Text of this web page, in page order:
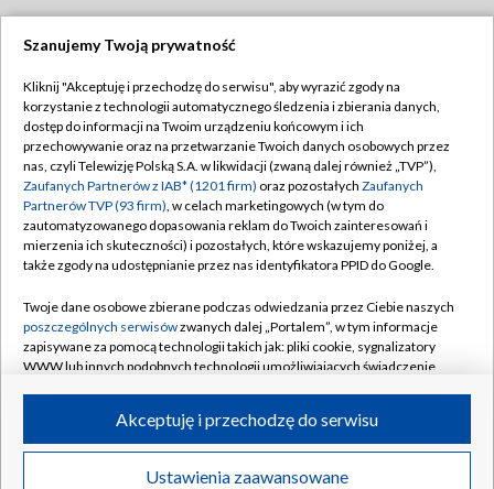
TVP
Abonament TVP
Emisja w TVP
Centrum informacji TVP
Naziemna Telewizja Cyfrowa
Rada Programowa
System NOS
Informacje o nadawcy
Program dla prasy
Regulamin TVP
Polityka prywatności
Moje zgody
Pomoc
Kontakt
Kanały
©2026 Telewizja Polska S.A. w likwidacji
Szanujemy Twoją prywatność
Kliknij "Akceptuję i przechodzę do serwisu", aby wyrazić zgody na
korzystanie z technologii automatycznego śledzenia i zbierania danych,
dostęp do informacji na Twoim urządzeniu końcowym i ich
przechowywanie oraz na przetwarzanie Twoich danych osobowych przez
nas, czyli Telewizję Polską S.A. w likwidacji (zwaną dalej również „TVP”),
Zaufanych Partnerów z IAB* (1201 firm) oraz pozostałych Zaufanych
Partnerów TVP (93 firm), w celach marketingowych (w tym do
zautomatyzowanego dopasowania reklam do Twoich zainteresowań i
mierzenia ich skuteczności) i pozostałych, które wskazujemy poniżej, a
także zgody na udostępnianie przez nas identyfikatora PPID do Google.
Twoje dane osobowe zbierane podczas odwiedzania przez Ciebie naszych
poszczególnych serwisówzwanych dalej „Portalem”, w tym informacje
zapisywane za pomocą technologii takich jak: pliki cookie, sygnalizatory
WWW lub innych podobnych technologii umożliwiających świadczenie
ruchu w Internecie.
Twoje dane osobowe zbierane podczas odwiedzania przez Ciebie
Ustawienia zaawansowane
Akceptuję i przechodzę do serwisu